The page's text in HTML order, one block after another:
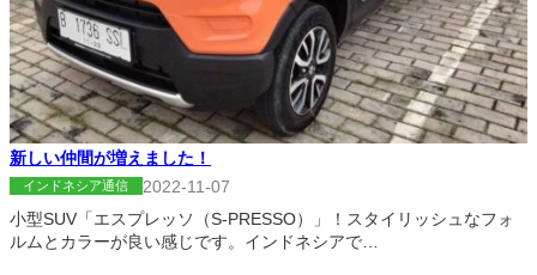
新しい仲間が増えました！
インドネシア通信
2022-11-07
小型SUV「エスプレッソ（S-PRESSO）」！スタイリッシュなフォ
ルムとカラーが良い感じです。インドネシアで…